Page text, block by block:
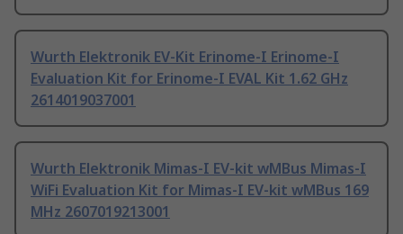
Wurth Elektronik EV-Kit Erinome-I Erinome-I
Evaluation Kit for Erinome-I EVAL Kit 1.62 GHz
2614019037001
Wurth Elektronik Mimas-I EV-kit wMBus Mimas-I
WiFi Evaluation Kit for Mimas-I EV-kit wMBus 169
MHz 2607019213001